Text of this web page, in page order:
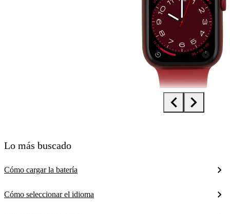
Lo más buscado
Cómo cargar la batería
Cómo seleccionar el idioma